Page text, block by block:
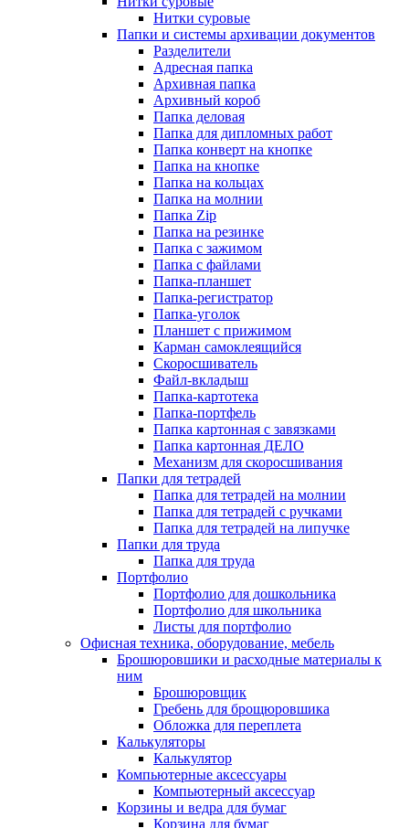
Нитки суровые
Папки и системы архивации документов
Разделители
Адресная папка
Архивная папка
Архивный короб
Папка деловая
Папка для дипломных работ
Папка конверт на кнопке
Папка на кнопке
Папка на кольцах
Папка на молнии
Папка Zip
Папка на резинке
Папка с зажимом
Папка с файлами
Папка-планшет
Папка-регистратор
Папка-уголок
Планшет с прижимом
Карман самоклеящийся
Скоросшиватель
Файл-вкладыш
Папка-картотека
Папка-портфель
Папка картонная с завязками
Папка картонная ДЕЛО
Механизм для скоросшивания
Папки для тетрадей
Папка для тетрадей на молнии
Папка для тетрадей с ручками
Папка для тетрадей на липучке
Папки для труда
Папка для труда
Портфолио
Портфолио для дошкольника
Портфолио для школьника
Листы для портфолио
Офисная техника, оборудование, мебель
Брошюровшики и расходные материалы к
ним
Брошюровщик
Гребень для брощюровшика
Обложка для переплета
Калькуляторы
Калькулятор
Компьютерные аксессуары
Компьютерный аксессуар
Корзины и ведра для бумаг
Корзина для бумаг